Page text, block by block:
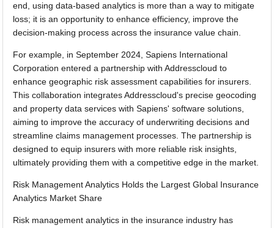
end, using data-based analytics is more than a way to mitigate
loss; it is an opportunity to enhance efficiency, improve the
decision-making process across the insurance value chain.
For example, in September 2024, Sapiens International
Corporation entered a partnership with Addresscloud to
enhance geographic risk assessment capabilities for insurers.
This collaboration integrates Addresscloud's precise geocoding
and property data services with Sapiens' software solutions,
aiming to improve the accuracy of underwriting decisions and
streamline claims management processes. The partnership is
designed to equip insurers with more reliable risk insights,
ultimately providing them with a competitive edge in the market.
Risk Management Analytics Holds the Largest Global Insurance
Analytics Market Share
Risk management analytics in the insurance industry has